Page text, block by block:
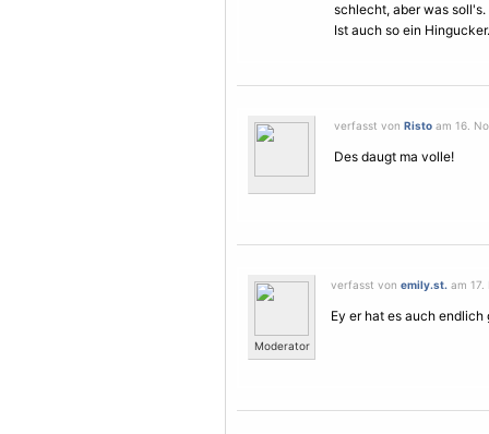
schlecht, aber was soll's.
Ist auch so ein
verfasst von Risto am 16.
Des daugt ma volle!
Moderator
verfasst von emily.st. am
Ey er hat es auch endlich